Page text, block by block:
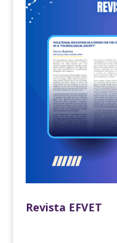
Revista EFVET